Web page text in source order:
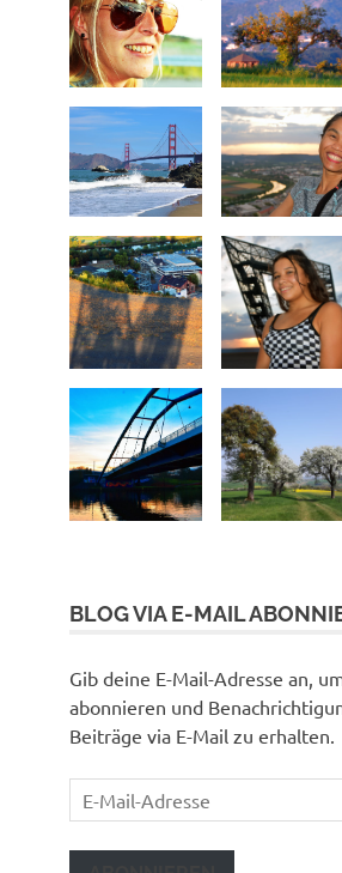
BLOG VIA E-MAIL
Gib deine E-Mail-Adresse an,
abonnieren und
Beiträge via E-Mail zu erhalten.
E-
Mail-
Adresse